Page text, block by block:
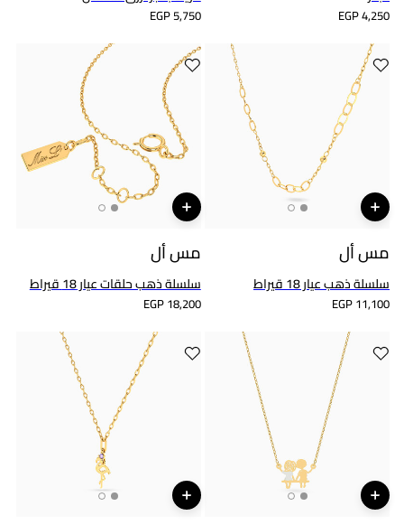
EGP 4,250
EGP 5,750
مس أل
سلسلة ذهب عيار 18 قيراط
EGP 11,100
مس أل
سلسلة ذهب حلقات عيار 18 قيراط
EGP 18,200